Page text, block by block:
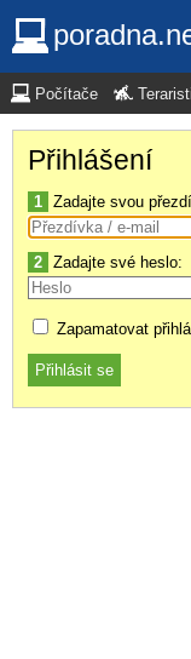
Počítače
Přihlášení
1 Zadajte svou
2 Zadajte své heslo:
Zapamatovat